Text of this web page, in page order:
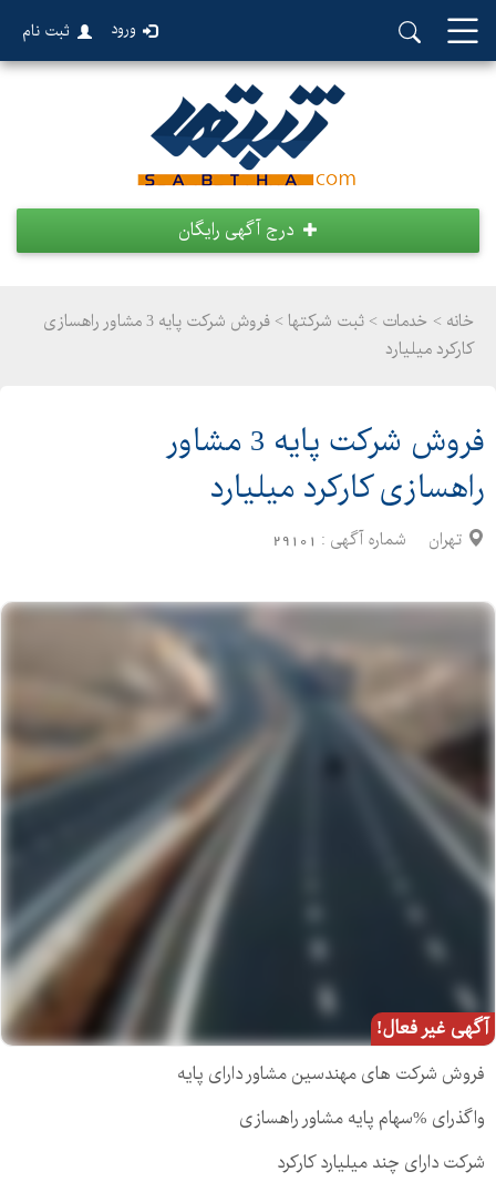
ورود ثبت نام
درج آگهی رایگان
خانه > خدمات >
ثبت شرکتها > فروش شرکت پایه 3 مشاور راهسازی
کارکرد میلیارد
فروش شرکت پایه 3 مشاور
راهسازی کارکرد میلیارد
تهران شماره آگهی : 29101
آگهی غیر فعال!
فروش شرکت های مهندسین مشاور دارای پایه
واگذرای %سهام پایه مشاور راهسازی
شرکت دارای چند میلیارد کارکرد